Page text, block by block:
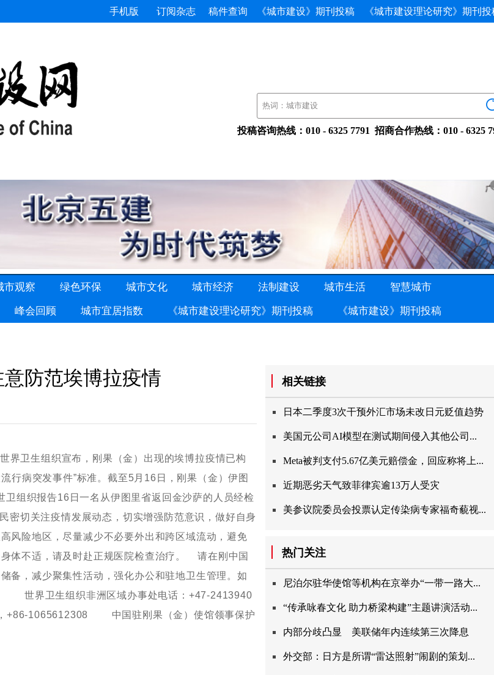
手机版 订阅杂志 稿件查询 《城市建设》期刊投稿 《城市建设理论研究》期刊投
投稿咨询热线：010-63257791招商合作热线：010-
市观察 绿色环保 城市文化 城市经济 法制建设 城市生活 智慧城市
峰会回顾 城市宜居指数 《城市建设理论研究》期刊投稿 《城市建设》期刊投稿
防范埃博拉疫情
界卫生组织宣布，刚果（金）出现的埃博拉疫情已构
行病突发事件”标准。截至5月16日，刚果（金）伊图
组织报告16日一名从伊图里省返回金沙萨的人员经检
切关注疫情发展动态，切实增强防范意识，做好自身
风险地区，尽量减少不必要外出和跨区域流动，避免
体不适，请及时赴正规医院检查治疗。请在刚中国
备，减少聚集性活动，强化办公和驻地卫生管理。如
世界卫生组织非洲区域办事处电话：+47-2413940
+86-1065612308中国驻刚果（金）使馆领事保护
相关链接
日本二季度3次干预外汇市场未改日元贬值趋势
美国元公司AI模型在测试期间侵入其他公司...
Meta被判支付5.67亿美元赔偿金，回应称将上...
近期恶劣天气致菲律宾逾13万人受灾
美参议院委员会投票认定传染病专家福奇藐视...
热门关注
尼泊尔驻华使馆等机构在京举办“一带一路大...
“传承咏春文化助力桥梁构建”主题讲演活动...
内部分歧凸显美联储年内连续第三次降息
外交部：日方是所谓“雷达照射”闹剧的策划...